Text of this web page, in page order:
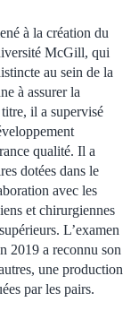
à la création du
McGill, qui
au sein de la
à assurer la
il a supervisé
qualité. Il a
dotées dans le
avec les
et chirurgiennes
L’examen
2019 a reconnu son
une production
par les pairs.